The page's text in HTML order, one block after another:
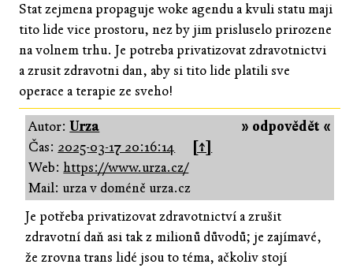
Stat zejmena propaguje woke agendu a kvuli statu maji
tito lide vice prostoru, nez by jim prisluselo prirozene
na volnem trhu. Je potreba privatizovat zdravotnictvi
a zrusit zdravotni dan, aby si tito lide platili sve
operace a terapie ze sveho!
» odpovědět «
Autor:Urza
Čas: 2025-03-17 20:16:14
[↑]
Web:https://www.urza.cz/
Mail: urza v doméně urza.cz
Je potřeba privatizovat zdravotnictví a zrušit
zdravotní daň asi tak z milionů důvodů; je zajímavé,
že zrovna trans lidé jsou to téma, ačkoliv stojí